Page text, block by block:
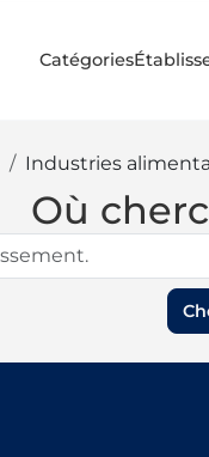
Catégories
Industries
Où